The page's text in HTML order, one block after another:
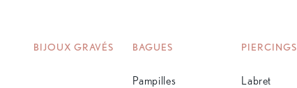
BIJOUX GRAVÉS BAGUES
Pampilles
PIERCINGS
Labret